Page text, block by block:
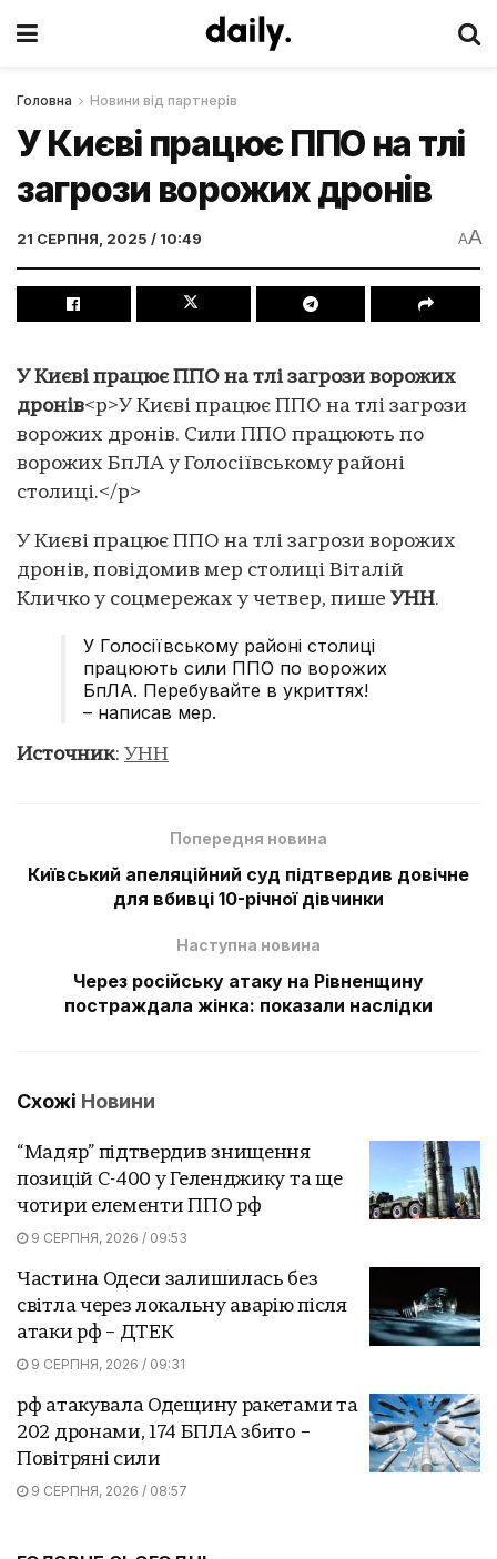
Головна Новини від партнерів
У Києві працює ППО на тлі
загрози ворожих дронів
21 СЕРПНЯ, 2025 / 10:49 AA
У Києві працює ППО на тлі загрози ворожих
дронів<p>У Києві працює ППО на тлі загрози
ворожих дронів. Сили ППО працюють по
ворожих БпЛА у Голосіївському районі
столиці.</p>
У Києві працює ППО на тлі загрози ворожих
дронів, повідомив мер столиці Віталій
Кличко у соцмережах у четвер, пише УНН.
У Голосіївському районі столиці
працюють сили ППО по ворожих
БпЛА. Перебувайте в укриттях!
– написав мер.
Источник: УНН
Попередня новина
Київський апеляційний суд підтвердив довічне
для вбивці 10-річної дівчинки
Наступна новина
Через російську атаку на Рівненщину
постраждала жінка: показали наслідки
Схожі Новини
“Мадяр” підтвердив знищення
позицій С-400 у Геленджику та ще
чотири елементи ППО рф
9 СЕРПНЯ, 2026 / 09:53
Частина Одеси залишилась без
світла через локальну аварію після
атаки рф – ДТЕК
9 СЕРПНЯ, 2026 / 09:31
рф атакувала Одещину ракетами та
202 дронами, 174 БПЛА збито –
Повітряні сили
9 СЕРПНЯ, 2026 / 08:57